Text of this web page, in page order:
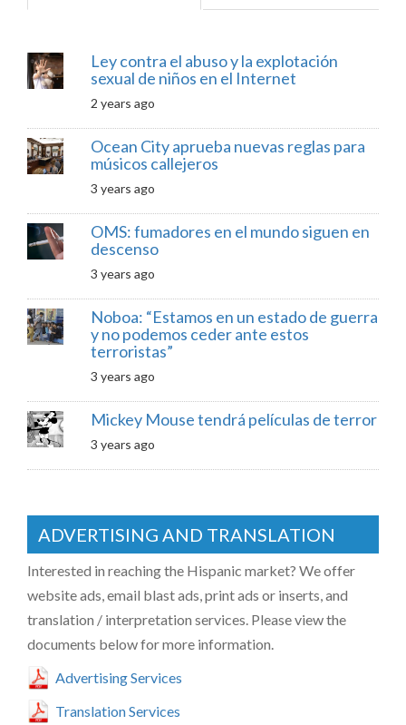
Ley contra el abuso y la explotación
sexual de niños en el Internet
2 years ago
Ocean City aprueba nuevas reglas para
músicos callejeros
3 years ago
OMS: fumadores en el mundo siguen en
descenso
3 years ago
Noboa: “Estamos en un estado de guerra
y no podemos ceder ante estos
terroristas”
3 years ago
Mickey Mouse tendrá películas de terror
3 years ago
ADVERTISING AND TRANSLATION
Interested in reaching the Hispanic market? We offer
website ads, email blast ads, print ads or inserts, and
translation / interpretation services. Please view the
documents below for more information.
Advertising Services
Translation Services